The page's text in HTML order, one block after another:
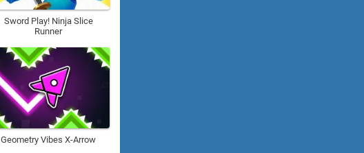
Sword Play! Ninja Slice
Runner
Geometry Vibes X-Arrow